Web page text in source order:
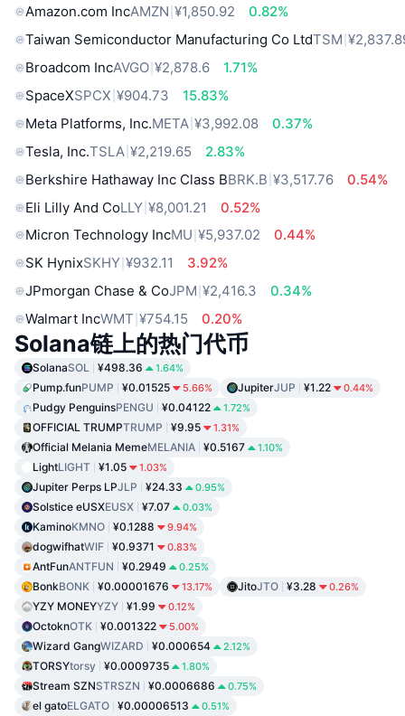
Amazon.com IncAMZN ¥1,850.92
0.82%
Taiwan Semiconductor Manufacturing Co LtdTSM
Broadcom IncAVGO ¥2,878.6
1.71%
SpaceXSPCX ¥904.73
15.83%
Meta Platforms, Inc.META ¥3,992.08
0.37%
Tesla, Inc.TSLA ¥2,219.65
2.83%
Berkshire Hathaway Inc Class BBRK.B ¥3,517.76
0.54%
Eli Lilly And CoLLY ¥8,001.21
0.52%
Micron Technology IncMU ¥5,937.02
0.44%
SK HynixSKHY ¥932.11
3.92%
JPmorgan Chase & CoJPM ¥2,416.3
0.34%
Walmart IncWMT ¥754.15 0.20%
Solana链上的热门代币
SolanaSOL ¥498.36 1.64%
Pump.funPUMP ¥0.01525 5.66% JupiterJUP ¥1.22 0.44%
Pudgy PenguinsPENGU ¥0.04122 1.72%
OFFICIAL TRUMPTRUMP ¥9.95 1.31%
Official Melania MemeMELANIA ¥0.5167 1.10%
LightLIGHT ¥1.05 1.03%
Jupiter Perps LPJLP ¥24.33 0.95%
Solstice eUSXEUSX ¥7.07 0.03%
KaminoKMNO ¥0.1288 9.94%
dogwifhatWIF ¥0.9371 0.83%
AntFunANTFUN ¥0.2949 0.25%
BonkBONK ¥0.00001676 13.17% JitoJTO ¥3.28 0.26%
YZY MONEYYZY ¥1.99 0.12%
OctoknOTK ¥0.001322 5.00%
Wizard GangWIZARD ¥0.000654 2.12%
TORSYtorsy ¥0.0009735 1.80%
Stream SZNSTRSZN ¥0.0006686 0.75%
el gatoELGATO ¥0.00006513 0.51%